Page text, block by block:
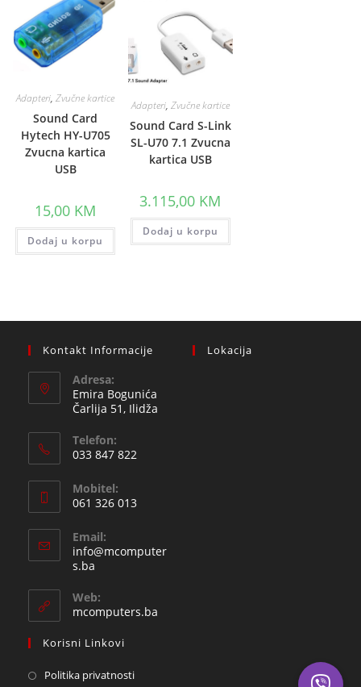
Adapteri,Zvučne kartice
Sound Card
Hytech HY-U705
Zvucna kartica
USB
15,00 KM
Dodaj u korpu
Adapteri, Zvučne kartice
Sound Card S-Link
SL-U70 7.1 Zvucna
kartica USB
3.115,00 KM
Dodaj u korpu
Kontakt Informacije
Adresa:
Emira Bogunića
Čarlija 51, Ilidža
Telefon:
033 847 822
in
your
application
Mobitel:
061 326 013
in
your
Email:
info@mcomputer
s.ba
your
application
Web:
mcomputers.ba
Korisni Linkovi
Politika privatnosti
Lokacija